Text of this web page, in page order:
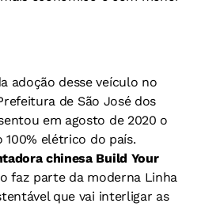
adoção desse veículo no
de São José dos
em agosto de 2020 o
elétrico do país.
chinesa Build Your
faz parte da moderna Linha
que vai interligar as